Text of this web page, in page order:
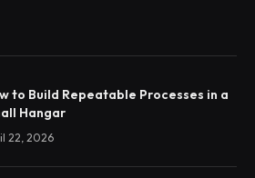
to Build Repeatable Processes in a
Hangar
22, 2026